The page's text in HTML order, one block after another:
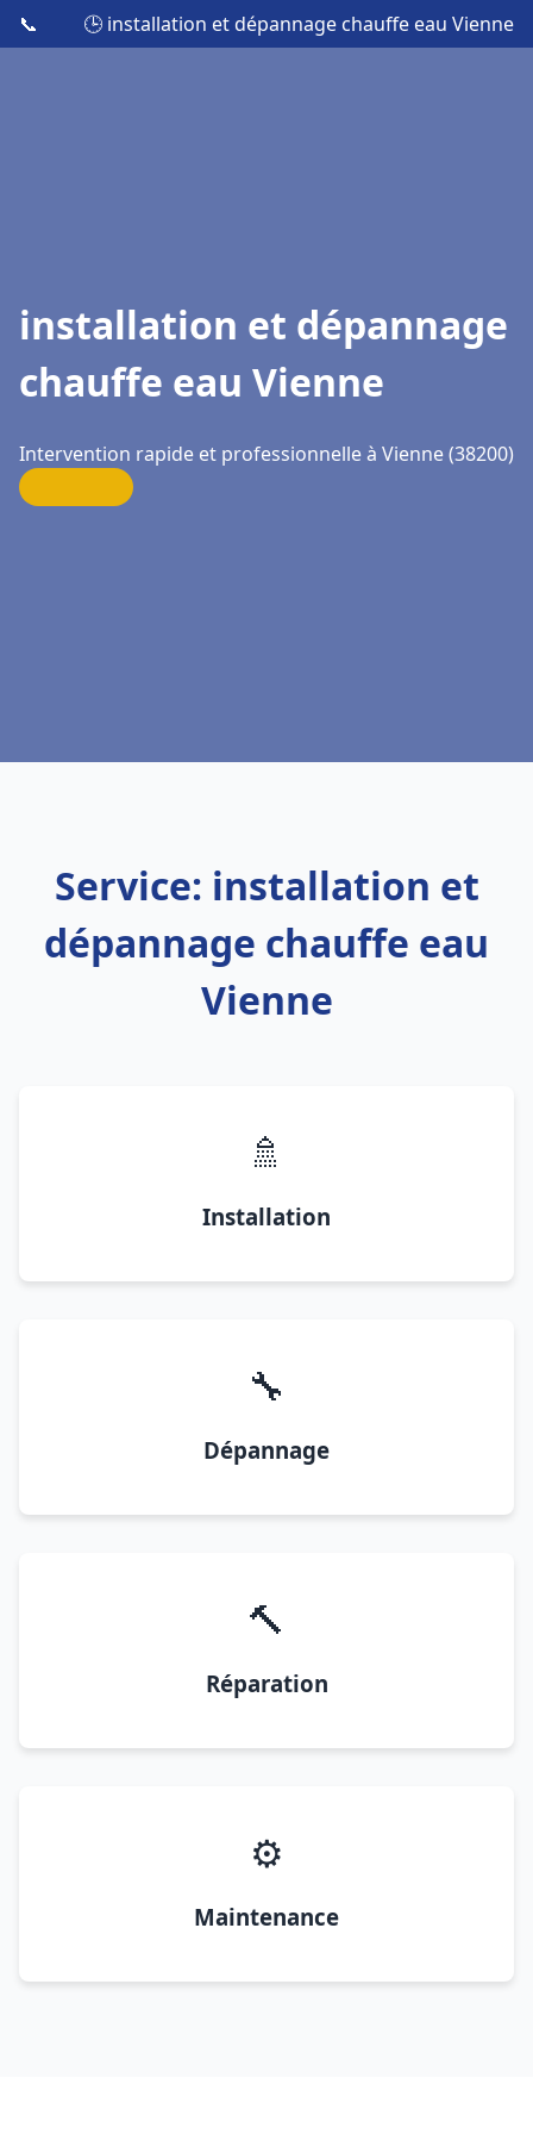
📞 🕒 installation et dépannage chauffe eau Vienne
installation et dépannage
chauffe eau Vienne
Intervention rapide et professionnelle à Vienne (38200)
Service: installation et
dépannage chauffe eau
Vienne
🚿
Installation
🔧
Dépannage
🔨
Réparation
⚙️
Maintenance